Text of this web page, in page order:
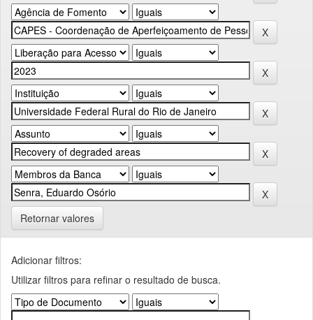
Retornar valores
Adicionar filtros:
Utilizar filtros para refinar o resultado de busca.